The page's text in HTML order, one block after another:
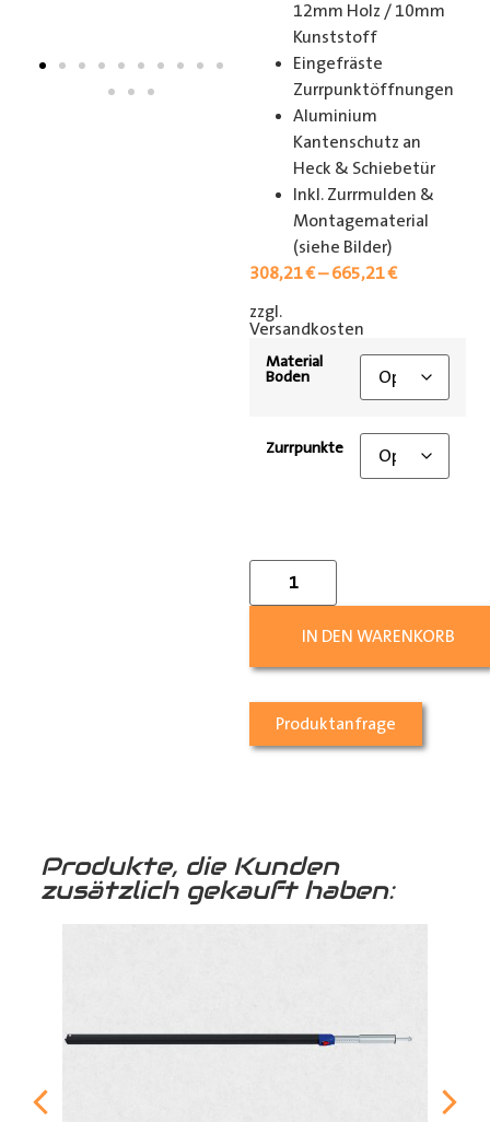
12mm Holz / 10mm
Kunststoff
Eingefräste
Zurrpunktöffnungen
Aluminium
Kantenschutz an
Heck & Schiebetür
Inkl. Zurrmulden &
Montagematerial
(siehe Bilder)
308,21€–665,21€
zzgl.
Versandkosten
Material
Boden
Zurrpunkte
IN DEN WARENKORB
Produktanfrage
Produkte, die Kunden
zusätzlich gekauft haben: